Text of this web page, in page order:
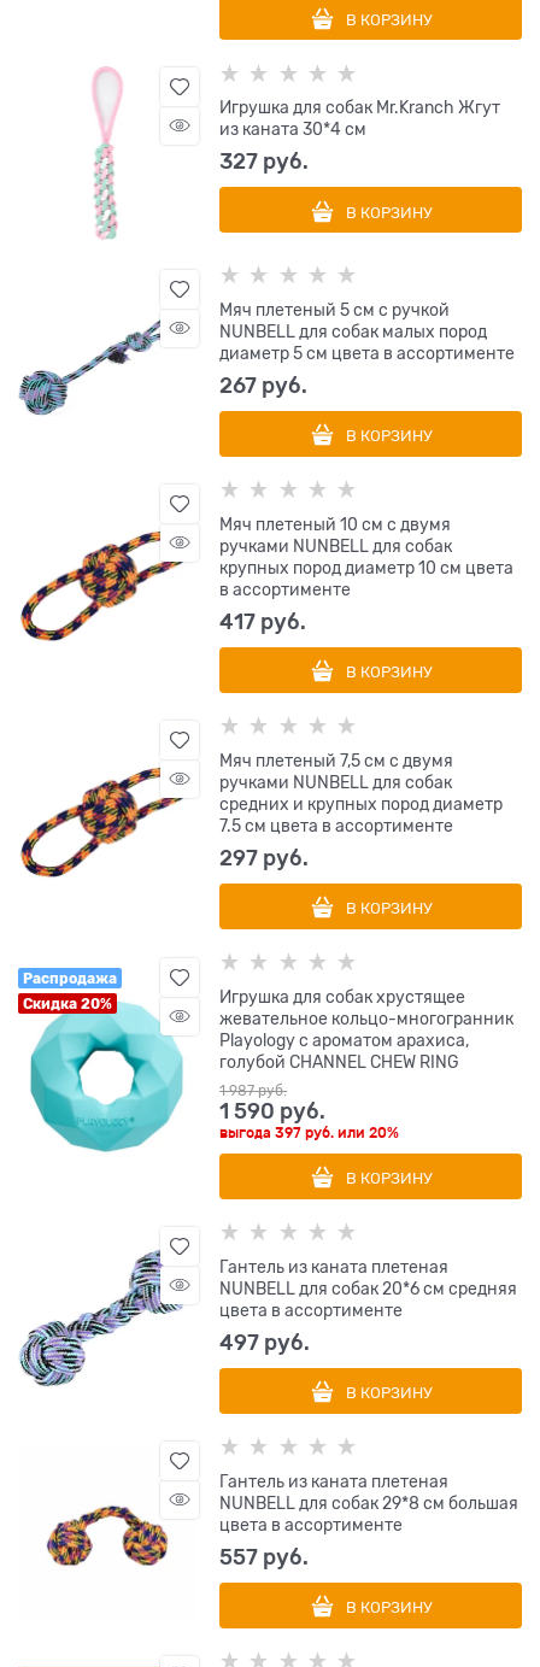
В КОРЗИНУ
Игрушка для собак Mr.Kranch Жгут
из каната 30*4 см
327 руб.
В КОРЗИНУ
Мяч плетеный 5 см с ручкой
NUNBELL для собак малых пород
диаметр 5 см цвета в ассортименте
267 руб.
В КОРЗИНУ
Мяч плетеный 10 см с двумя
ручками NUNBELL для собак
крупных пород диаметр 10 см цвета
в ассортименте
417 руб.
В КОРЗИНУ
Мяч плетеный 7,5 см с двумя
ручками NUNBELL для собак
средних и крупных пород диаметр
7.5 см цвета в ассортименте
297 руб.
В КОРЗИНУ
Распродажа
Скидка 20%
Игрушка для собак хрустящее
жевательное кольцо-многогранник
Playology с ароматом арахиса,
голубой CHANNEL CHEW RING
1 987 руб.
1 590 руб.
выгода397 руб. или20%
В КОРЗИНУ
Гантель из каната плетеная
NUNBELL для собак 20*6 см средняя
цвета в ассортименте
497 руб.
В КОРЗИНУ
Гантель из каната плетеная
NUNBELL для собак 29*8 см большая
цвета в ассортименте
557 руб.
В КОРЗИНУ